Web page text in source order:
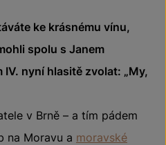
ke krásnému vínu,
spolu s Janem
IV. nyní hlasitě zvolat: „My,
v Brně – a tím pádem
na Moravu a moravské